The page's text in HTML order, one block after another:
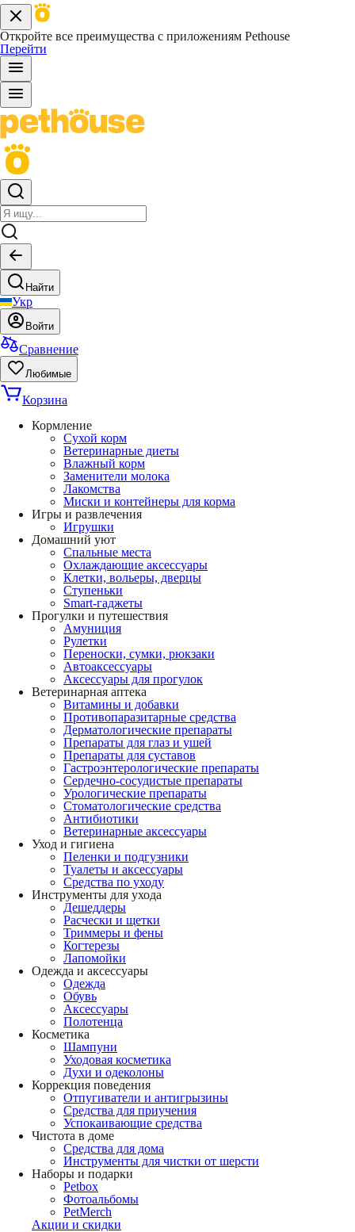
Откройте все преимущества с приложениям Pethouse
Перейти
Найти
Укр
Войти
Сравнение
Любимые
Корзина
Кормление
Сухой корм
Ветеринарные диеты
Влажный корм
Заменители молока
Лакомства
Миски и контейнеры для корма
Игры и развлечения
Игрушки
Домашний уют
Спальные места
Охлаждающие аксессуары
Клетки, вольеры, дверцы
Ступеньки
Smart-гаджеты
Прогулки и путешествия
Амуниция
Рулетки
Переноски, сумки, рюкзаки
Автоаксессуары
Аксессуары для прогулок
Ветеринарная аптека
Витамины и добавки
Противопаразитарные средства
Дерматологические препараты
Препараты для глаз и ушей
Препараты для суставов
Гастроэнтерологические препараты
Сердечно-сосудистые препараты
Урологические препараты
Стоматологические средства
Антибиотики
Ветеринарные аксессуары
Уход и гигиена
Пеленки и подгузники
Туалеты и аксессуары
Средства по уходу
Инструменты для ухода
Дешеддеры
Расчески и щетки
Триммеры и фены
Когтерезы
Лапомойки
Одежда и аксессуары
Одежда
Обувь
Аксессуары
Полотенца
Косметика
Шампуни
Уходовая косметика
Духи и одеколоны
Коррекция поведения
Отпугиватели и антигрызины
Средства для приучения
Успокаивающие средства
Чистота в доме
Средства для дома
Инструменты для чистки от шерсти
Наборы и подарки
Petbox
Фотоальбомы
PetMerch
Акции и скидки